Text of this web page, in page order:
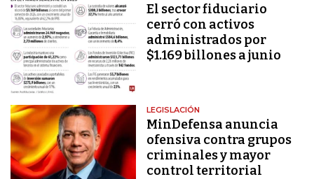
El sector fiduciario
cerró con activos
administrados por
$1.169 billones a junio
LEGISLACIÓN
MinDefensa anuncia
ofensiva contra grupos
criminales y mayor
control territorial